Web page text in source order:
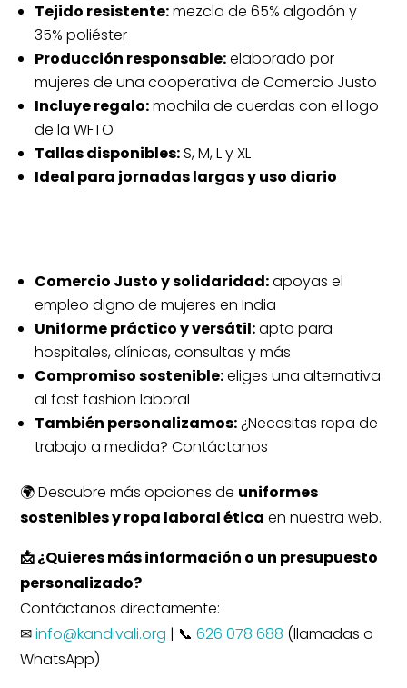
Tejido resistente:mezcla de 65% algodón y
35% poliéster
Producción responsable:elaborado por
mujeres de una cooperativa de Comercio Justo
Incluye regalo:mochila de cuerdas con el logo
de la WFTO
Tallas disponibles:S, M, L y XL
Ideal para jornadas largas y uso diario
Comercio Justo y solidaridad:apoyas el
empleo digno de mujeres en India
Uniforme práctico y versátil:apto para
hospitales, clínicas, consultas y más
Compromiso sostenible:eliges una alternativa
al fast fashion laboral
También personalizamos:¿Necesitas ropa de
trabajo a medida? Contáctanos
🌍 Descubre más opciones de uniformes
sostenibles y ropa laboral ética en nuestra web.
📩 ¿Quieres más información o un presupuesto
personalizado?
Contáctanos directamente:
✉info@kandivali.org | 📞626 078 688 (llamadas o
WhatsApp)